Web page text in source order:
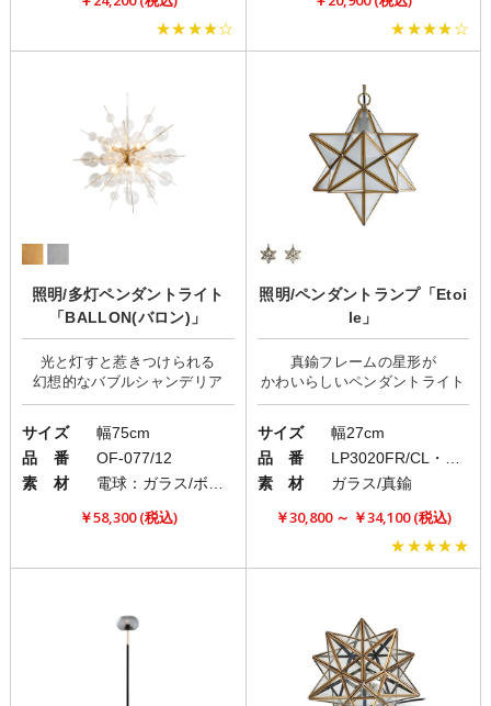
★★★★☆ ★★★★☆
照明/多灯ペンダントライト
「BALLON(バロン)」
光と灯すと惹きつけられる
サイズ
幅75cm
品 番
OF-077/12
素 材
￥58,300 (税込)
照明/ペンダントランプ「Etoi
le」
真鍮フレームの星形が
サイズ
幅27cm
品 番
素 材
ガラス/真鍮
￥30,800 ～ ￥34,100 (税込)
★★★★★